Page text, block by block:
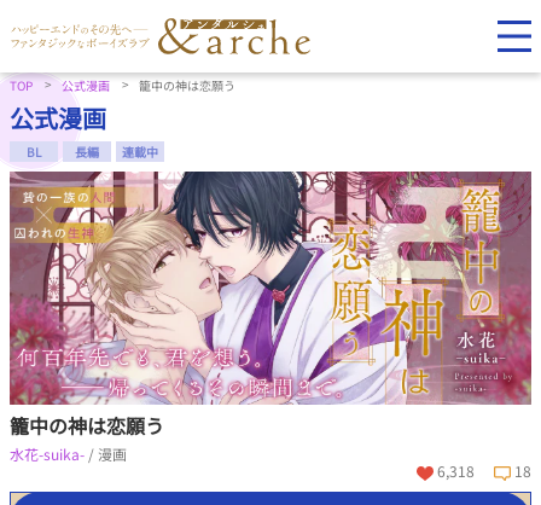
TOP 公式漫画 籠中の神は恋願う
公式漫画
BL 長編 連載中
籠中の神は恋願う
水花-suika- / 漫画
6,318
18